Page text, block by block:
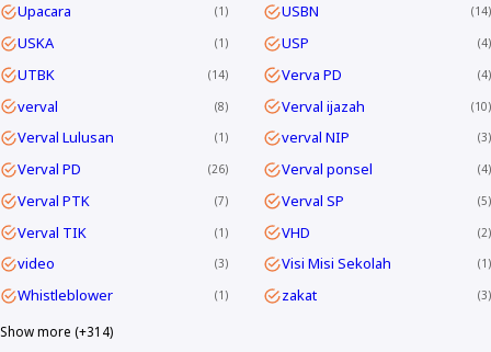
Upacara 1 USBN 14
USKA 1 USP 4
UTBK 14 Verva PD 4
verval 8 Verval ijazah 10
Verval Lulusan 1 verval NIP 3
Verval PD 26 Verval ponsel 4
Verval PTK 7 Verval SP 5
Verval TIK 1 VHD 2
video 3 Visi Misi Sekolah 1
Whistleblower 1 zakat 3
Show more (+314)